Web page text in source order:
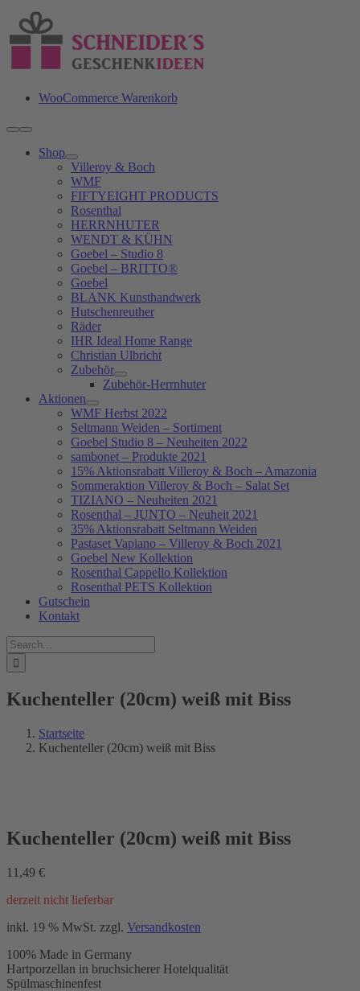
Inhalt
springen
WooCommerce Warenkorb
Toggle
Navigation
Shop
Villeroy & Boch
WMF
FIFTYEIGHT PRODUCTS
Rosenthal
HERRNHUTER
WENDT & KÜHN
Goebel – Studio 8
Goebel – BRITTO®
Goebel
BLANK Kunsthandwerk
Hutschenreuther
Räder
IHR Ideal Home Range
Christian Ulbricht
Zubehör
Zubehör-Herrnhuter
Aktionen
WMF Herbst 2022
Seltmann Weiden – Sortiment
Goebel Studio 8 – Neuheiten 2022
sambonet – Produkte 2021
15% Aktionsrabatt Villeroy & Boch – Amazonia
Sommeraktion Villeroy & Boch – Salat Set
TIZIANO – Neuheiten 2021
Rosenthal – JUNTO – Neuheit 2021
35% Aktionsrabatt Seltmann Weiden
Pastaset Vapiano – Villeroy & Boch 2021
Goebel New Kollektion
Rosenthal Cappello Kollektion
Rosenthal PETS Kollektion
Gutschein
Kontakt
Suche
nach:
Kuchenteller (20cm) weiß mit Biss
Startseite
Kuchenteller (20cm) weiß mit Biss
Kuchenteller (20cm) weiß mit Biss
11,49 €
derzeit nicht lieferbar
inkl. 19 % MwSt. zzgl. Versandkosten
100% Made in Germany
Hartporzellan in bruchsicherer Hotelqualität
Spülmaschinenfest